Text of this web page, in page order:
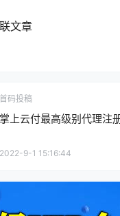
文章
首码投稿
掌上云付最高级别代理注
2022-9-1 15:16:44